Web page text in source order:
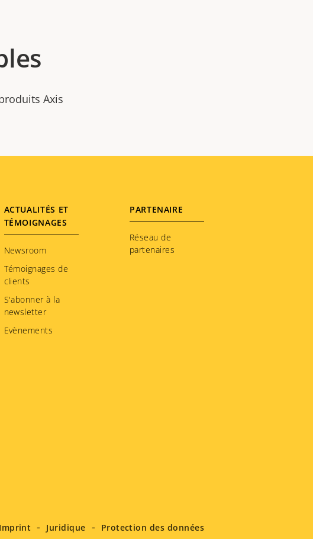
Axis
ACTUALITÉS ET
TÉMOIGNAGES
Newsroom
Témoignages de
clients
S'abonner à la
newsletter
Evènements
PARTENAIRE
Réseau de
partenaires
Imprint Juridique Protection des données